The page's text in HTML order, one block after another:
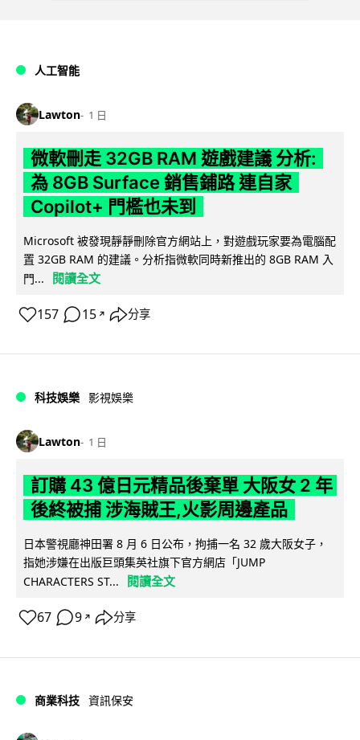
人工智能
Lawton 1 日
微軟刪走 32GB RAM 遊戲建議 分析:
為 8GB Surface 銷售鋪路 連自家
Copilot+ 門檻也未到
Microsoft 被發現靜靜刪除官方網站上，對遊戲玩家要為電腦配
置 32GB RAM 的建議。分析指微軟同時新推出的 8GB RAM 入
門...
閱讀全文
157 15 ↗ 分享
科技娛樂 影視娛樂
Lawton 1 日
訂購 43 億日元精品後棄單 大阪女 2 年
後終被捕 涉海賊王,火影周邊產品
日本警視廳神田署 8 月 6 日公布，拘捕一名 32 歲大阪女子，
指她涉嫌在出版巨頭集英社旗下官方網店「JUMP
CHARACTERS ST...
閱讀全文
67 9 ↗ 分享
商業科技 資訊保安